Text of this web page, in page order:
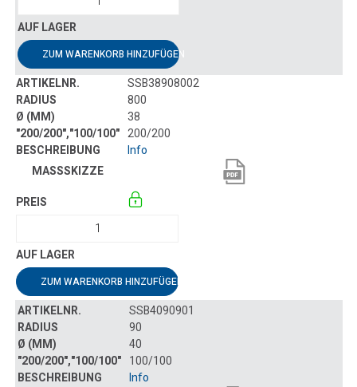
ZUM WARENKORB HINZUFÜGEN
SSB38908002
800
38
200/200
Info
ZUM WARENKORB HINZUFÜGEN
SSB4090901
90
40
100/100
Info